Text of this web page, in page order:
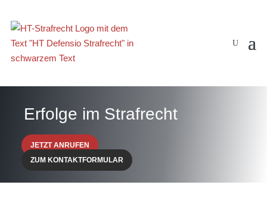
Erfolge im Strafrecht
JETZT ANRUFEN
ZUM KONTAKTFORMULAR